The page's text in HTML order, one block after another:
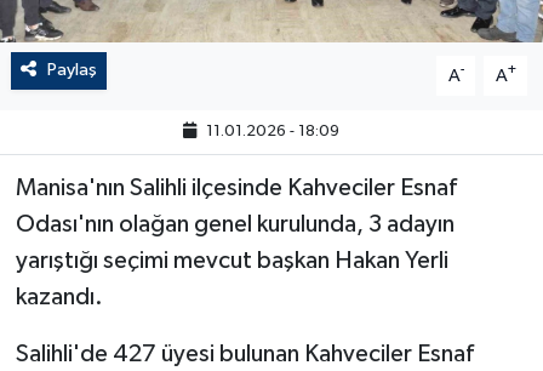
Paylaş A- A+
11.01.2026 - 18:09
Manisa'nın Salihli ilçesinde Kahveciler Esnaf
Odası'nın olağan genel kurulunda, 3 adayın
yarıştığı seçimi mevcut başkan Hakan Yerli
kazandı.
Salihli'de 427 üyesi bulunan Kahveciler Esnaf